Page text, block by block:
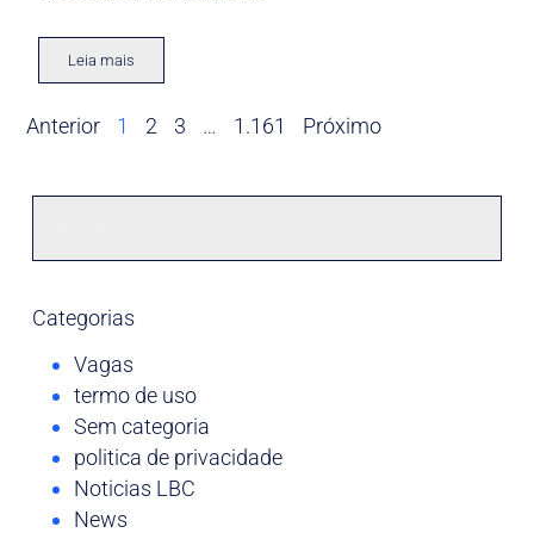
Leia mais
Anterior 1 2 3 … 1.161 Próximo
Categorias
Vagas
termo de uso
Sem categoria
politica de privacidade
Noticias LBC
News